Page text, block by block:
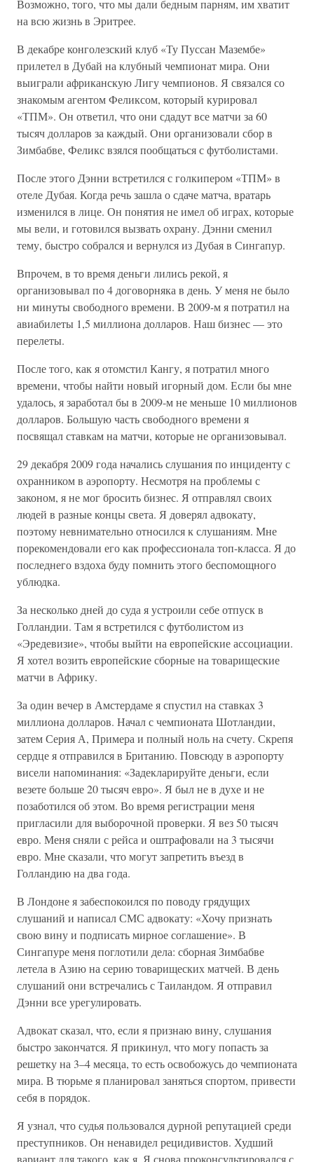
Возможно, того, что мы дали бедным парням, им хватит
на всю жизнь в Эритрее.
В декабре конголезский клуб «Ту Пуссан Мазембе»
прилетел в Дубай на клубный чемпионат мира. Они
выиграли африканскую Лигу чемпионов. Я связался со
знакомым агентом Феликсом, который курировал
«ТПМ». Он ответил, что они сдадут все матчи за 60
тысяч долларов за каждый. Они организовали сбор в
Зимбабве, Феликс взялся пообщаться с футболистами.
После этого Дэнни встретился с голкипером «ТПМ» в
отеле Дубая. Когда речь зашла о сдаче матча, вратарь
изменился в лице. Он понятия не имел об играх, которые
мы вели, и готовился вызвать охрану. Дэнни сменил
тему, быстро собрался и вернулся из Дубая в Сингапур.
Впрочем, в то время деньги лились рекой, я
организовывал по 4 договорняка в день. У меня не было
ни минуты свободного времени. В 2009-м я потратил на
авиабилеты 1,5 миллиона долларов. Наш бизнес — это
перелеты.
После того, как я отомстил Кангу, я потратил много
времени, чтобы найти новый игорный дом. Если бы мне
удалось, я заработал бы в 2009-м не меньше 10 миллионов
долларов. Большую часть свободного времени я
посвящал ставкам на матчи, которые не организовывал.
29 декабря 2009 года начались слушания по инциденту с
охранником в аэропорту. Несмотря на проблемы с
законом, я не мог бросить бизнес. Я отправлял своих
людей в разные концы света. Я доверял адвокату,
поэтому невнимательно относился к слушаниям. Мне
порекомендовали его как профессионала топ-класса. Я до
последнего вздоха буду помнить этого беспомощного
ублюдка.
За несколько дней до суда я устроили себе отпуск в
Голландии. Там я встретился с футболистом из
«Эредевизие», чтобы выйти на европейские ассоциации.
Я хотел возить европейские сборные на товарищеские
матчи в Африку.
За один вечер в Амстердаме я спустил на ставках 3
миллиона долларов. Начал с чемпионата Шотландии,
затем Серия А, Примера и полный ноль на счету. Скрепя
сердце я отправился в Британию. Повсюду в аэропорту
висели напоминания: «Задекларируйте деньги, если
везете больше 20 тысяч евро». Я был не в духе и не
позаботился об этом. Во время регистрации меня
пригласили для выборочной проверки. Я вез 50 тысяч
евро. Меня сняли с рейса и оштрафовали на 3 тысячи
евро. Мне сказали, что могут запретить въезд в
Голландию на два года.
В Лондоне я забеспокоился по поводу грядущих
слушаний и написал СМС адвокату: «Хочу признать
свою вину и подписать мирное соглашение». В
Сингапуре меня поглотили дела: сборная Зимбабве
летела в Азию на серию товарищеских матчей. В день
слушаний они встречались с Таиландом. Я отправил
Дэнни все урегулировать.
Адвокат сказал, что, если я признаю вину, слушания
быстро закончатся. Я прикинул, что могу попасть за
решетку на 3–4 месяца, то есть освобожусь до чемпионата
мира. В тюрьме я планировал заняться спортом, привести
себя в порядок.
Я узнал, что судья пользовался дурной репутацией среди
преступников. Он ненавидел рецидивистов. Худший
вариант для такого, как я. Я снова проконсультировался с